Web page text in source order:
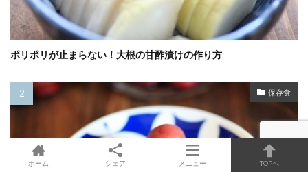
ポリポリが止まらない！大根の甘酢漬けの作り方
保存食
ホーム シェア メニュー TOPへ